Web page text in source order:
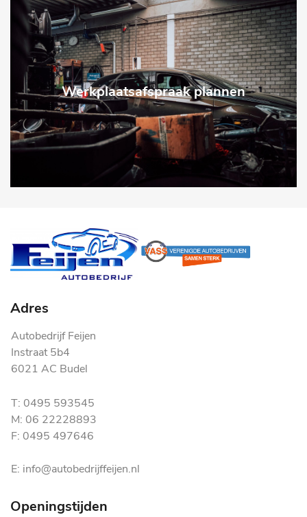
Werkplaatsafspraak plannen
Adres
Autobedrijf Feijen
Instraat 5b4
6021 AC Budel
T: 0495 593545
M: 06 22228893
F: 0495 497646
E: info@autobedrijffeijen.nl
Openingstijden